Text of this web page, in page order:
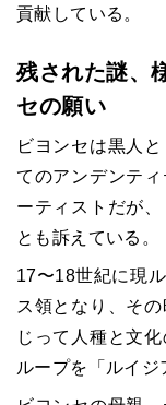
貢献している。
残された謎、
セの願い
ビヨンセは黒人
てのアンデンテ
ーティストだが
とも訴えている。
17〜18世紀に現
ス領となり、そ
じって人種と文
ループを「ルイジ